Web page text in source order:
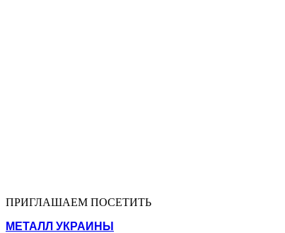
ПРИГЛАШАЕМ ПОСЕТИТЬ
МЕТАЛЛ УКРАИНЫ